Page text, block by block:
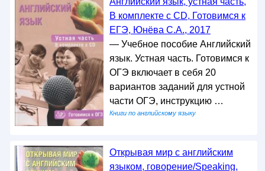
В комплекте с CD, Готовимся к
ЕГЭ, Юнёва С.А., 2017
— Учебное пособие Английский
язык. Устная часть. Готовимся к
ОГЭ включает в себя 20
вариантов заданий для устной
части ОГЭ, инструкцию …
Книги по английскому языку
Открывая мир с английским
языком, говорение/Speaking,